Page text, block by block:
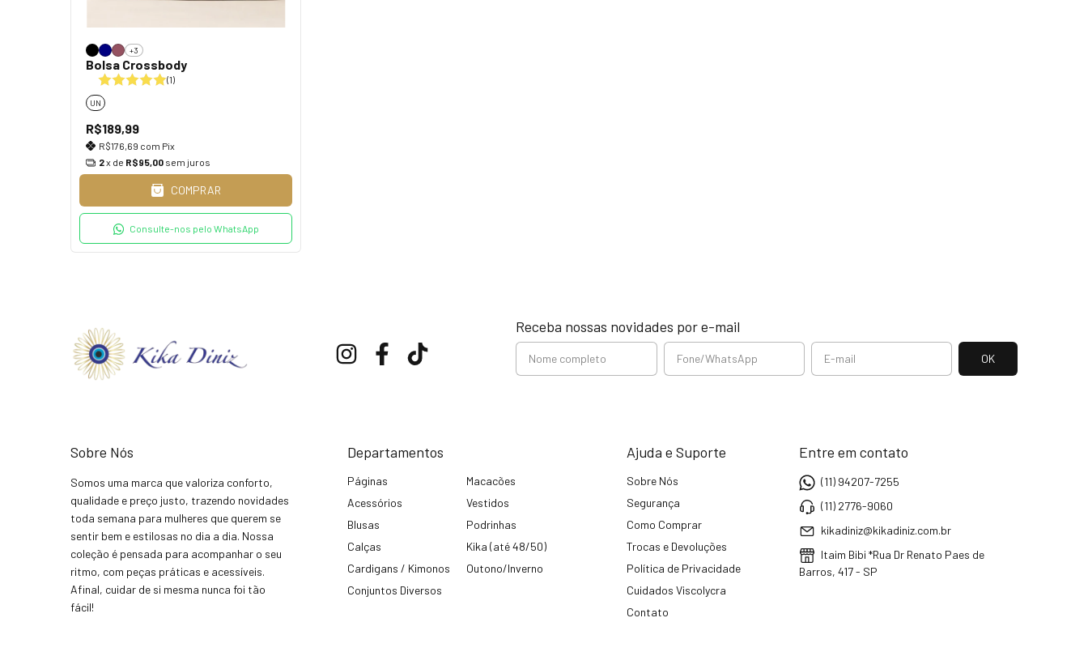
+3
Bolsa Crossbody
(1)
UN
R$189,99
R$176,69 com Pix
2x de R$95,00 sem juros
COMPRAR
Consulte-nos pelo WhatsApp
Receba nossas novidades por e-mail
Sobre Nós
Somos uma marca que valoriza conforto,
qualidade e preço justo, trazendo novidades
toda semana para mulheres que querem se
sentir bem e estilosas no dia a dia. Nossa
coleção é pensada para acompanhar o seu
ritmo, com peças práticas e acessíveis.
Afinal, cuidar de si mesma nunca foi tão
fácil!
Departamentos
Páginas
Acessórios
Blusas
Calças
Cardigans / Kimonos
Conjuntos Diversos
Macacões
Vestidos
Podrinhas
Kika (até 48/50)
Outono/Inverno
Ajuda e Suporte
Sobre Nós
Segurança
Como Comprar
Trocas e Devoluções
Política de Privacidade
Cuidados Viscolycra
Contato
Entre em contato
(11) 94207-7255
(11) 2776-9060
kikadiniz@kikadiniz.com.br
Itaim Bibi *Rua Dr Renato Paes de
Barros, 417 - SP